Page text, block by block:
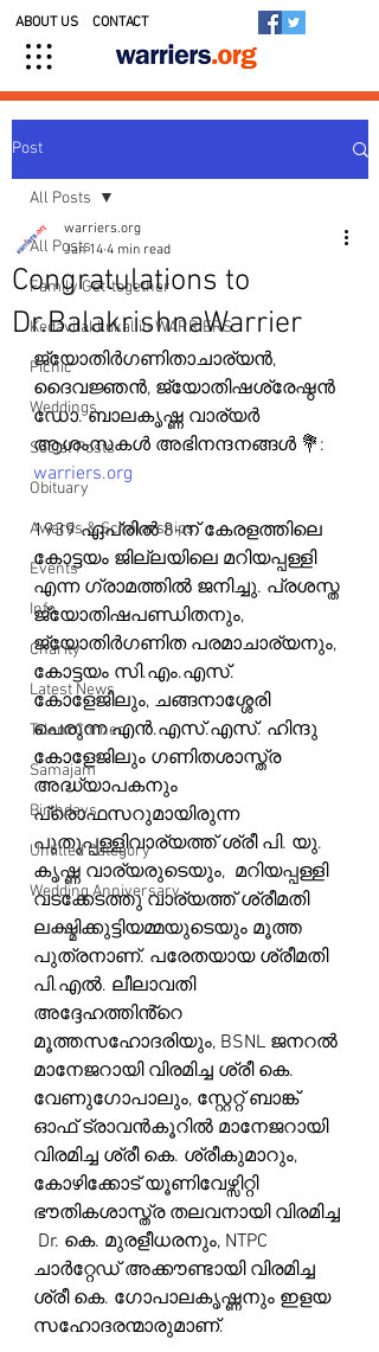
ABOUT US CONTACT
Post
All Posts
Family Get-together
Kedavilakkukal in WARRIERS
Picnic
Weddings
Social Posts
Obituary
Awards & Scholarships
Events
Info
Charity
Latest News
Talent Corner
Samajam
Birthdays
Untitled Category
Wedding Anniversary
All Posts
Congratulations to
Dr.BalakrishnaWarrier
warriers.org
Jan 14 4 min read
ജ്യോതിർഗണിതാചാര്യൻ,
ദൈവജ്ഞൻ, ജ്യോതിഷശ്രേഷ്ഠൻ
ഡോ. ബാലകൃഷ്ണ വാര്യർ
ആശംസകൾ അഭിനന്ദനങ്ങൾ 💐:
warriers.org
1939 ഏപ്രിൽ 8-ന് കേരളത്തിലെ
കോട്ടയം ജില്ലയിലെ മറിയപ്പള്ളി
എന്ന ഗ്രാമത്തിൽ ജനിച്ചു. പ്രശസ്ത
ജ്യോതിഷപണ്ഡിതനും,
ജ്യോതിര്‍ഗണിത പരമാചാര്യനും,
കോട്ടയം സി.എം.എസ്.
കോളേജിലും, ചങ്ങനാശ്ശേരി
പെരുന്ന എൻ.എസ്.എസ്. ഹിന്ദു
കോളേജിലും ഗണിതശാസ്ത്ര
അദ്ധ്യാപകനും
പ്രൊഫസറുമായിരുന്ന
പുതുപ്പള്ളിവാര്യത്ത് ശ്രീ പി. യു.
കൃഷ്ണ വാര്യരുടെയും,  മറിയപ്പള്ളി
വടക്കേടത്തു വാര്യത്ത് ശ്രീമതി
ലക്ഷ്മിക്കുട്ടിയമ്മയുടെയും മൂത്ത
പുത്രനാണ്. പരേതയായ ശ്രീമതി
പി.എൽ. ലീലാവതി
അദ്ദേഹത്തിൻ്റെ
മൂത്തസഹോദരിയും, BSNL ജനറൽ
മാനേജറായി വിരമിച്ച ശ്രീ കെ.
വേണുഗോപാലും, സ്റ്റേറ്റ് ബാങ്ക്
ഓഫ് ട്രാവൻകൂറിൽ മാനേജറായി
വിരമിച്ച ശ്രീ കെ. ശ്രീകുമാറും,
കോഴിക്കോട് യൂണിവേഴ്സിറ്റി
ഭൗതികശാസ്ത്ര തലവനായി വിരമിച്ച
Dr. കെ. മുരളീധരനും, NTPC
ചാർറ്റേഡ് അക്കൗണ്ടായി വിരമിച്ച
ശ്രീ കെ. ഗോപാലകൃഷ്ണനും ഇളയ
സഹോദരന്മാരുമാണ്.